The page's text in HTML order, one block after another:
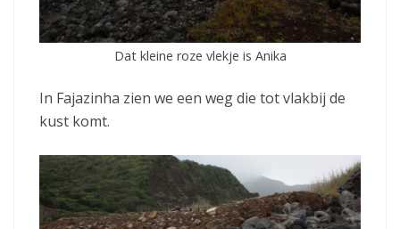
Dat kleine roze vlekje is Anika
In Fajazinha zien we een weg die tot vlakbij de
kust komt.